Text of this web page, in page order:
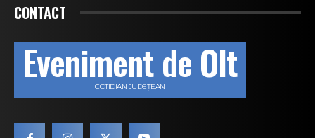
CONTACT
Eveniment de Olt
COTIDIAN JUDEȚEAN